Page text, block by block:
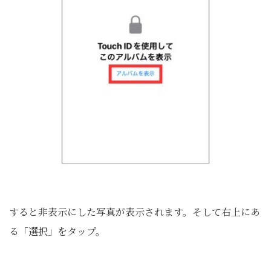
すると非表示にした写真が表示されます。そして右上にあ
る「選択」をタップ。